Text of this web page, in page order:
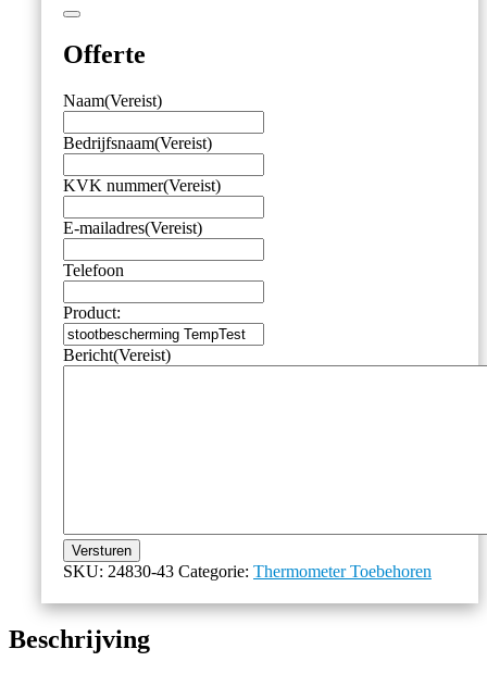
Offerte
Naam(Vereist)
Bedrijfsnaam(Vereist)
KVK nummer(Vereist)
E-mailadres(Vereist)
Telefoon
Product:
Bericht(Vereist)
Versturen
SKU: 24830-43 Categorie: Thermometer Toebehoren
Beschrijving